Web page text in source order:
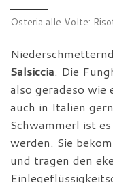
Osteria alle Volte:
Salsiccia. Die
also geradeso wie
auch in Italien
Schwammerl ist
werden. Sie
und tragen den